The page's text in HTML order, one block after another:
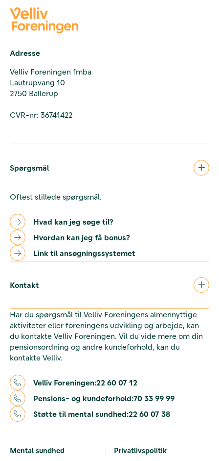
Adresse
Velliv Foreningen fmba
Lautrupvang 10
2750 Ballerup
CVR-nr: 36741422
Spørgsmål
Oftest stillede spørgsmål.
Hvad kan jeg søge til?
Hvordan kan jeg få bonus?
Link til ansøgningssystemet
Kontakt
Har du spørgsmål til Velliv Foreningens almennyttige
aktiviteter eller foreningens udvikling og arbejde, kan
du kontakte Velliv Foreningen. Vil du vide mere om din
pensionsordning og andre kundeforhold, kan du
kontakte Velliv.
Velliv Foreningen:22 60 07 12
Pensions- og kundeforhold:70 33 99 99
Støtte til mental sundhed:22 60 07 38
Mental sundhed Privatlivspolitik